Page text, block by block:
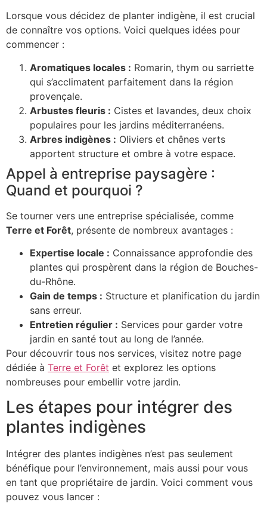
Lorsque vous décidez de planter indigène, il est crucial
de connaître vos options. Voici quelques idées pour
commencer :
Aromatiques locales : Romarin, thym ou sarriette
qui s’acclimatent parfaitement dans la région
provençale.
Arbustes fleuris : Cistes et lavandes, deux choix
populaires pour les jardins méditerranéens.
Arbres indigènes : Oliviers et chênes verts
apportent structure et ombre à votre espace.
Appel à entreprise paysagère :
Quand et pourquoi ?
Se tourner vers une entreprise spécialisée, comme
Terre et Forêt, présente de nombreux avantages :
Expertise locale : Connaissance approfondie des
plantes qui prospèrent dans la région de Bouches-
du-Rhône.
Gain de temps : Structure et planification du jardin
sans erreur.
Entretien régulier : Services pour garder votre
jardin en santé tout au long de l’année.
Pour découvrir tous nos services, visitez notre page
dédiée à Terre et Forêt et explorez les options
nombreuses pour embellir votre jardin.
Les étapes pour intégrer des
plantes indigènes
Intégrer des plantes indigènes n’est pas seulement
bénéfique pour l’environnement, mais aussi pour vous
en tant que propriétaire de jardin. Voici comment vous
pouvez vous lancer :